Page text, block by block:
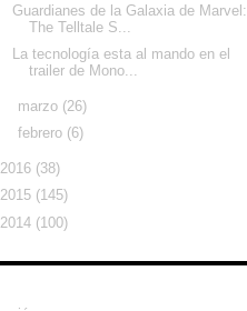
Guardianes de la Galaxia de Marvel:
The Telltale S...
La tecnología esta al mando en el
trailer de Mono...
marzo (26)
febrero (6)
2016 (38)
2015 (145)
2014 (100)